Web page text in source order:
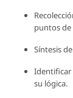
puntos de
Síntesis
Identificar
su lógica.